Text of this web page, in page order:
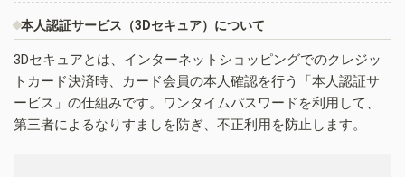
本人認証サービス（3Dセキュア）について
3Dセキュアとは、インターネットショッピングでのクレジッ
トカード決済時、カード会員の本人確認を行う「本人認証サ
ービス」の仕組みです。ワンタイムパスワードを利用して、
第三者によるなりすましを防ぎ、不正利用を防止します。